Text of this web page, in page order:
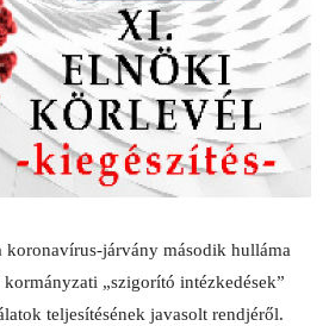
koronavírus-járvány második hulláma
„szigorító intézkedések”
teljesítésének javasolt rendjéről.